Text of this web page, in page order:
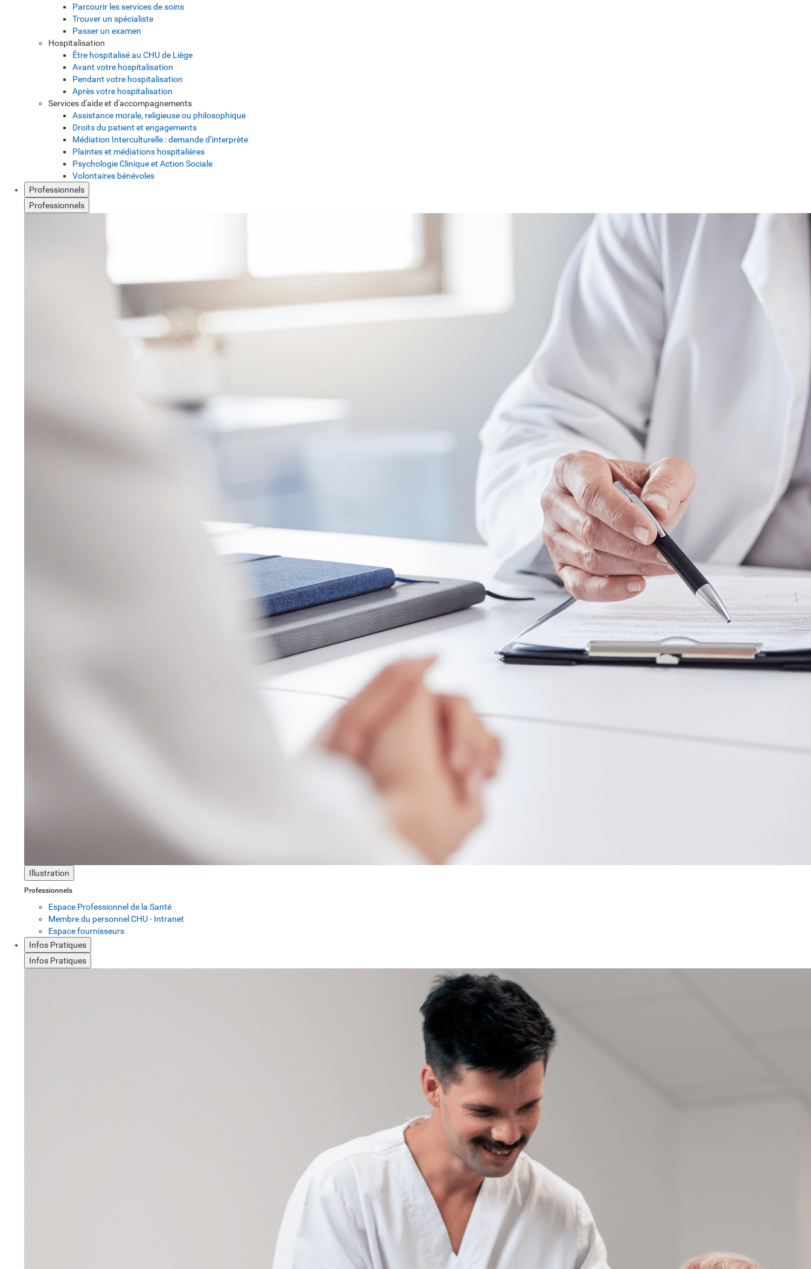
Parcourir les services de soins
Trouver un spécialiste
Passer un examen
Hospitalisation
Être hospitalisé au CHU de Liège
Avant votre hospitalisation
Pendant votre hospitalisation
Après votre hospitalisation
Services d'aide et d'accompagnements
Assistance morale, religieuse ou philosophique
Droits du patient et engagements
Médiation Interculturelle : demande d’interprète
Plaintes et médiations hospitalières
Psychologie Clinique et Action Sociale
Volontaires bénévoles
Professionnels
Professionnels
Illustration
Professionnels
Espace Professionnel de la Santé
Membre du personnel CHU - Intranet
Espace fournisseurs
Infos Pratiques
Infos Pratiques